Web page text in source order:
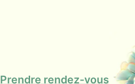
Prendre rendez-vous